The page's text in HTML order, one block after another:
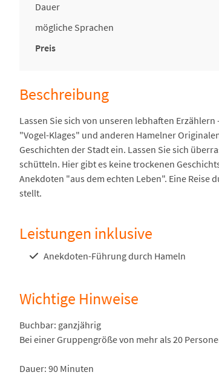
Dauer
mögliche Sprachen
Preis
Beschreibung
Lassen Sie sich von unseren lebhaften
"Vogel-Klages" und anderen Hamelner
Geschichten der Stadt ein. Lassen Sie sich
schütteln. Hier gibt es keine trockenen
Anekdoten "aus dem echten Leben". Eine Reise
stellt.
Leistungen inklusive
Anekdoten-Führung durch Hameln
Wichtige Hinweise
Buchbar: ganzjährig
Bei einer Gruppengröße von mehr als 20
Dauer: 90 Minuten